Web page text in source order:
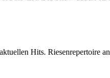
Hits. Riesenrepertoire